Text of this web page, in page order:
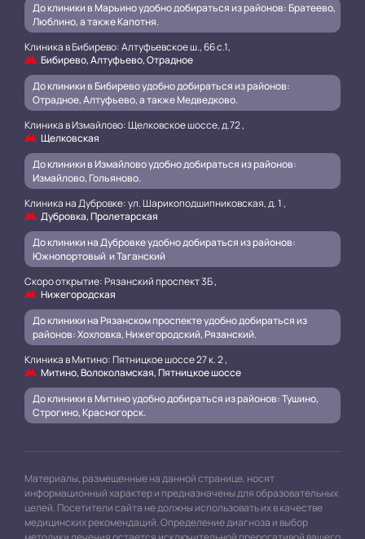
До клиники в Марьино удобно добираться из районов: Братеево,
Люблино, а также Капотня.
Клиника в Бибирево: Алтуфьевское ш., 66 с.1,
Бибирево, Алтуфьево, Отрадное
До клиники в Бибирево удобно добираться из районов:
Отрадное, Алтуфьево, а также Медведково.
Клиника в Измайлово: Щелковское шоссе, д.72 ,
Щелковская
До клиники в Измайлово удобно добираться из районов:
Измайлово, Гольяново.
Клиника на Дубровке: ул. Шарикоподшипниковская, д. 1 ,
Дубровка, Пролетарская
До клиники на Дубровке удобно добираться из районов:
Южнопортовый и Таганский.
Скоро открытие: Рязанский проспект 3Б ,
Нижегородская
До клиники на Рязанском проспекте удобно добираться из
районов: Хохловка, Нижегородский, Рязанский..
Клиника в Митино: Пятницкое шоссе 27 к. 2 ,
Митино, Волоколамская, Пятницкое шоссе
До клиники в Митино удобно добираться из районов: Тушино,
Строгино, Красногорск.
Материалы, размещенные на данной странице, носят
информационный характер и предназначены для образовательных
целей. Посетители сайта не должны использовать их в качестве
медицинских рекомендаций. Определение диагноза и выбор